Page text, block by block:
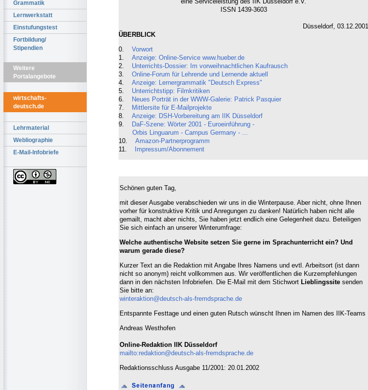
Grammatik
Lernwerkstatt
Einstufungstest
Fortbildung/
Stipendien
Weitere
Portalangebote
wirtschafts-
deutsch.de
Lehrmaterial
Webliographie
E-Mail-Infobriefe
ISSN 1439-3603
Düsseldorf, 03.12.2001
ÜBERBLICK
0. Vorwort
1. Anzeige: Online-Service www.hueber.de
2. Unterrichts-Dossier: Im vorweihnachtlichen Kaufrausch
3. Online-Forum für Lehrende und Lernende aktuell
4. Anzeige: Lernergrammatik "Deutsch Express"
5. Unterrichtstipp: Filmkritiken
6. Neues Porträt in der WWW-Galerie: Patrick Pasquier
7. Mittlersite für E-Mailprojekte
8. Anzeige: DSH-Vorbereitung am IIK Düsseldorf
9. DaF-Szene: Wörter 2001 - Euroeinführung -
Orbis Linguarum - Campus Germany - ...
10. Amazon-Partnerprogramm
11. Impressum/Abonnement
Schönen guten Tag,
mit dieser Ausgabe verabschieden wir uns in die Winterpause. Aber nicht, ohne Ihnen
vorher für konstruktive Kritik und Anregungen zu danken! Natürlich haben nicht alle
gemailt, macht aber nichts, Sie haben jetzt endlich eine Gelegenheit dazu. Beteiligen
Sie sich einfach an unserer Winterumfrage:
Welche authentische Website setzen Sie gerne im Sprachunterricht ein? Und
warum gerade diese?
Kurzer Text an die Redaktion mit Angabe Ihres Namens und evtl. Arbeitsort (ist dann
nicht so anonym) reicht vollkommen aus. Wir veröffentlichen die Kurzempfehlungen
dann in den nächsten Infobriefen. Die E-Mail mit dem Stichwort Lieblingssite senden
Sie bitte an:
winteraktion@deutsch-als-fremdsprache.de
Entspannte Festtage und einen guten Rutsch wünscht Ihnen im Namen des IIK-Teams
Andreas Westhofen
Online-Redaktion IIK Düsseldorf
mailto:redaktion@deutsch-als-fremdsprache.de
Redaktionsschluss Ausgabe 11/2001: 20.01.2002